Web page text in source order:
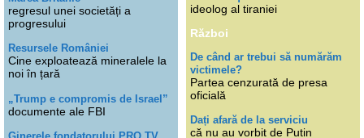
regresul unei societăți a
progresului
Resursele României
Cine exploatează mineralele la
noi în țară
„Trump e compromis de Israel”
documente ale FBI
ideolog al tiraniei
Război
De când ar trebui să numărăm
victimele?
Partea cenzurată de presa
oficială
Dați afară de la serviciu
că nu au vorbit de Putin